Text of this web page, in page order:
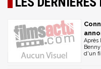
Après
d'un